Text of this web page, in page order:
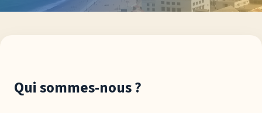
Qui sommes-nous ?